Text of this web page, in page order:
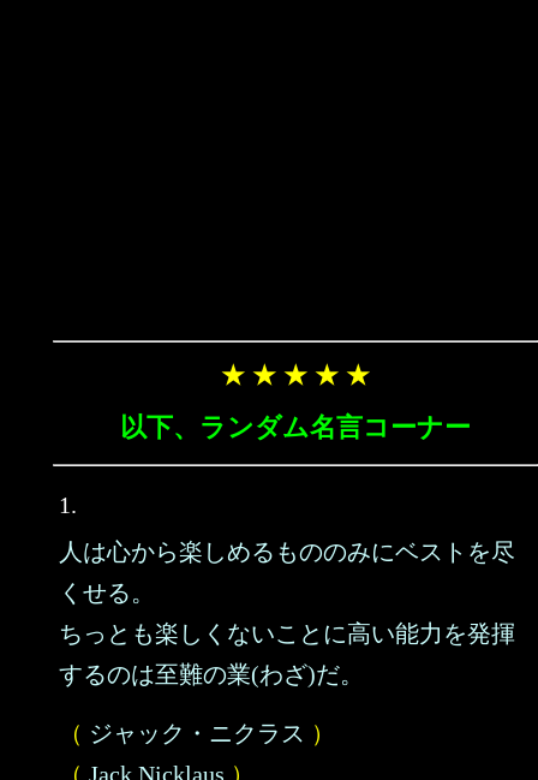
★ ★ ★ ★ ★
以下、ランダム名言コーナー
1.
人は心から楽しめるもののみにベストを尽
くせる。
ちっとも楽しくないことに高い能力を発揮
するのは至難の業(わざ)だ。
（ ジャック・ニクラス ）
（ Jack Nicklaus ）